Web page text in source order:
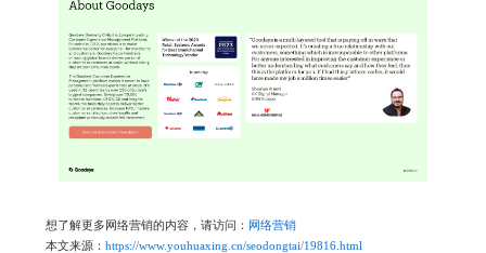
想了解更多网络营销的内容，请访问： 网络营销
本文来源： https://www.youhuaxing.cn/seodongtai/19816.html